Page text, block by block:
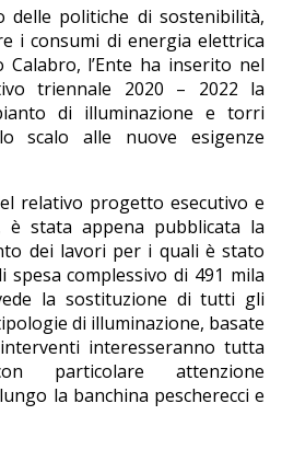
delle politiche di sostenibilità,
i consumi di energia elettrica
l’Ente ha inserito nel
triennale 2020 – 2022 la
di illuminazione e torri
scalo alle nuove esigenze
relativo progetto esecutivo e
è stata appena pubblicata la
dei lavori per i quali è stato
complessivo di 491 mila
la sostituzione di tutti gli
di illuminazione, basate
interesseranno tutta
particolare attenzione
la banchina pescherecci e